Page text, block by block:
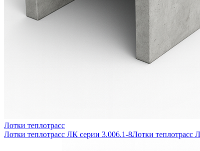
Лотки теплотрасс
Лотки теплотрасс ЛК серии 3.006.1-8Лотки теплотрасс